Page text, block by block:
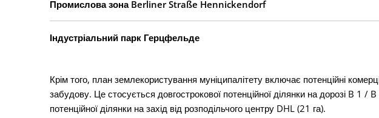
Промислова зона Berliner Straße Hennickendorf
Індустріальний парк Герцфельде
Крім того, план землекористування муніципалітету включає потенційні
забудову. Це стосується довгострокової потенційної ділянки на дорозі B 1 /
потенційної ділянки на захід від розподільчого центру DHL (21 га).